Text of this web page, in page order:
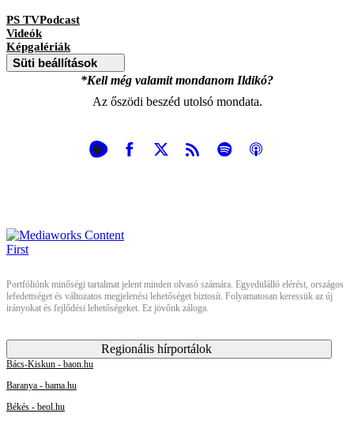
PS TVPodcast
Videók
Képgalériák
Süti beállítások
*Kell még valamit mondanom Ildikó?
Az őszödi beszéd utolsó mondata.
Portfóliónk minőségi tartalmat jelent minden olvasó számára. Egyedülálló elérést, országos
lefedettséget és változatos megjelenési lehetőséget biztosít. Folyamatosan keressük az új
irányokat és fejlődési lehetőségeket. Ez jövőnk záloga.
Regionális hírportálok
Bács-Kiskun - baon.hu
Baranya - bama.hu
Békés - beol.hu